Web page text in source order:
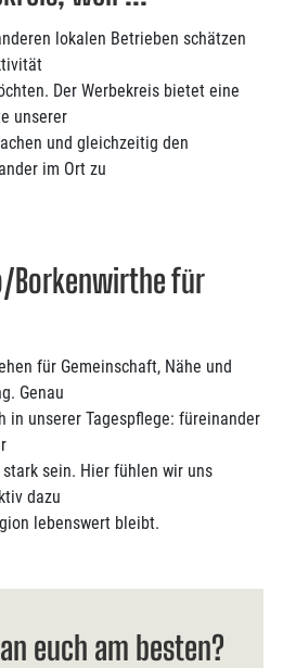
lokalen Betrieben schätzen
Der Werbekreis bietet eine
unserer
und gleichzeitig den
im Ort zu
Borkenwirthe für
für Gemeinschaft, Nähe und
Genau
in unserer Tagespflege: füreinander
sein. Hier fühlen wir uns
dazu
lebenswert bleibt.
euch am besten?